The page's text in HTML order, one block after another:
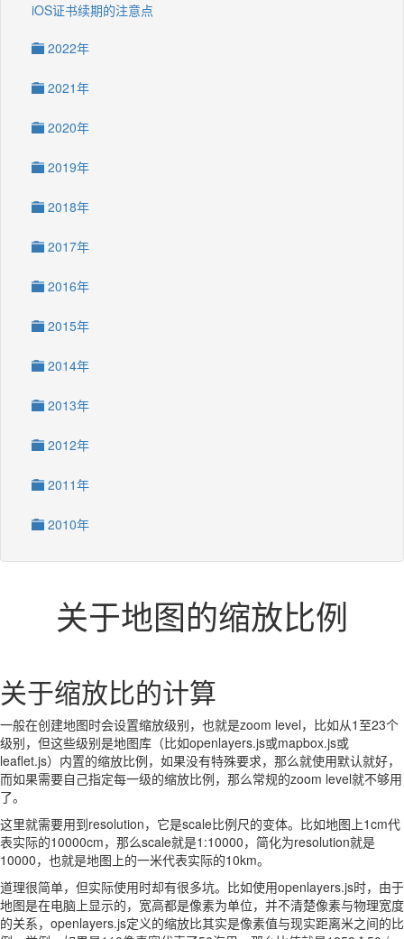
iOS证书续期的注意点
2022年
2021年
2020年
2019年
2018年
2017年
2016年
2015年
2014年
2013年
2012年
2011年
2010年
关于地图的缩放比例
关于缩放比的计算
一般在创建地图时会设置缩放级别，也就是zoom level，比如从1至23个
级别，但这些级别是地图库（比如openlayers.js或mapbox.js或
leaflet.js）内置的缩放比例，如果没有特殊要求，那么就使用默认就好，
而如果需要自己指定每一级的缩放比例，那么常规的zoom level就不够用
了。
这里就需要用到resolution，它是scale比例尺的变体。比如地图上1cm代
表实际的10000cm，那么scale就是1:10000，简化为resolution就是
10000，也就是地图上的一米代表实际的10km。
道理很简单，但实际使用时却有很多坑。比如使用openlayers.js时，由于
地图是在电脑上显示的，宽高都是像素为单位，并不清楚像素与物理宽度
的关系，openlayers.js定义的缩放比其实是像素值与现实距离米之间的比